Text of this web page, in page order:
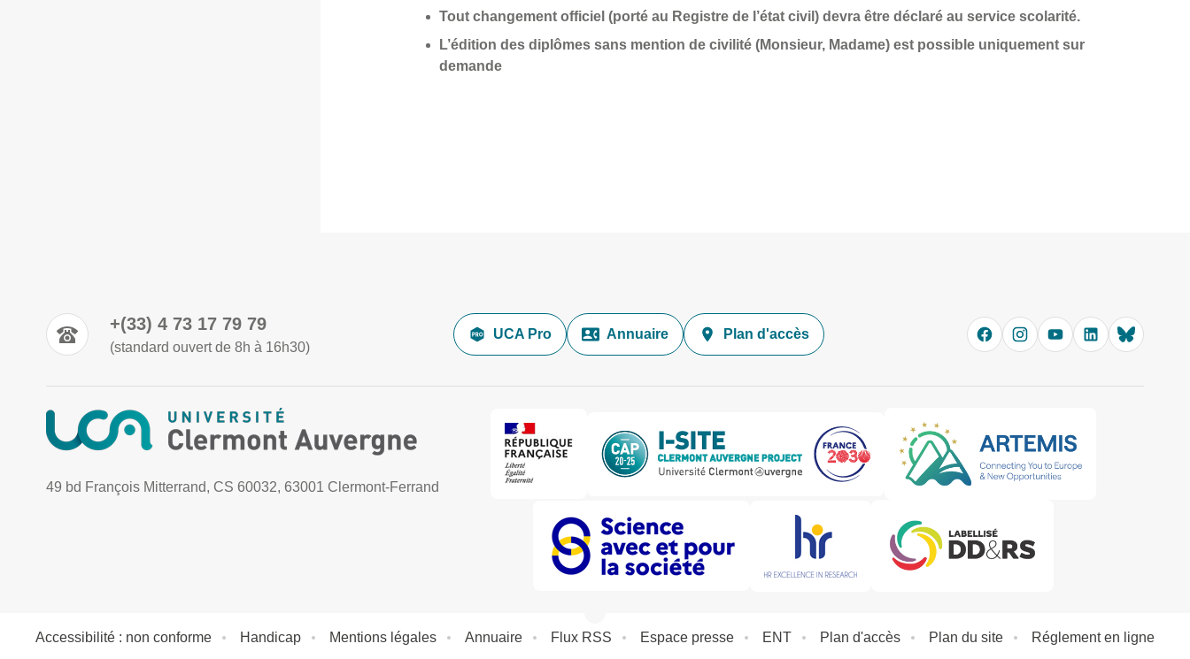
Tout changement officiel (porté au Registre de l’état civil) devra être déclaré au service scolarité.
L’édition des diplômes sans mention de civilité (Monsieur, Madame) est possible uniquement sur
demande
+(33) 4 73 17 79 79
(standard ouvert de 8h à 16h30)
UCA Pro Annuaire Plan d'accès
49 bd François Mitterrand, CS 60032, 63001 Clermont-Ferrand
Accessibilité : non conforme Handicap Mentions légales Annuaire Flux RSS Espace presse ENT Plan d'accès Plan du site Réglement en ligne